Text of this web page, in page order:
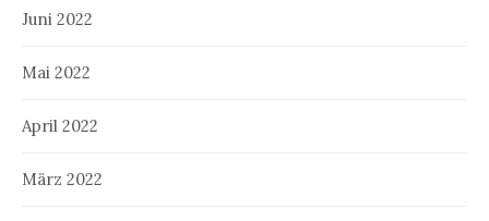
Juni 2022
Mai 2022
April 2022
März 2022